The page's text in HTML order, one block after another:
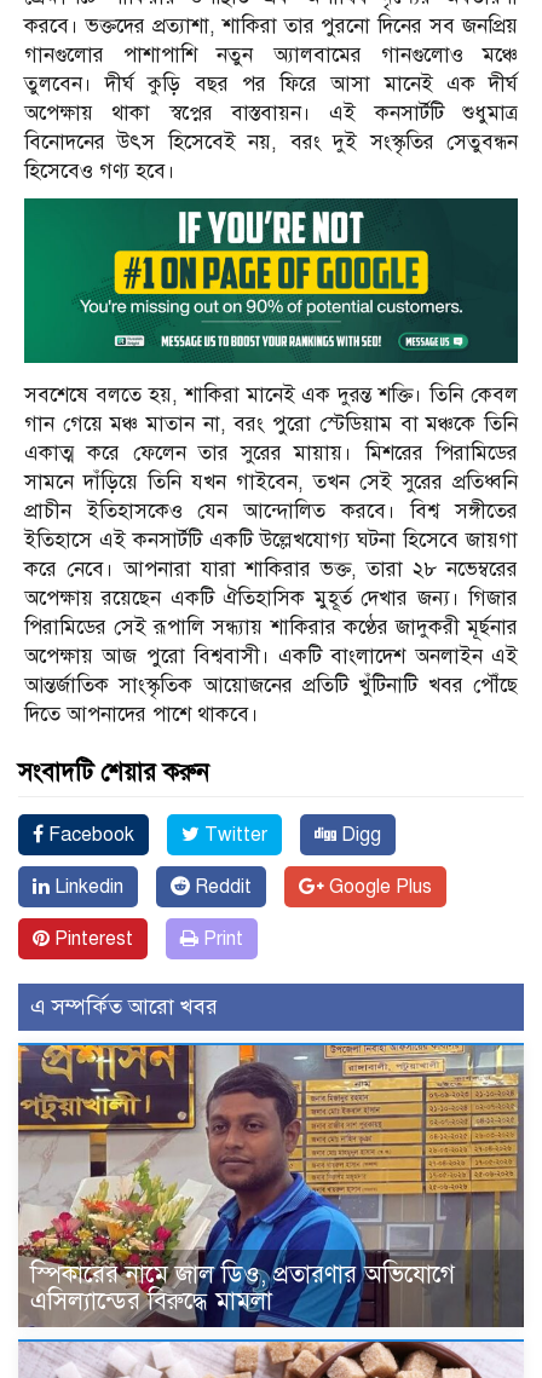
করবে। ভক্তদের প্রত্যাশা, শাকিরা তার পুরনো দিনের সব জনপ্রিয়
গানগুলোর পাশাপাশি নতুন অ্যালবামের গানগুলোও মঞ্চে
তুলবেন। দীর্ঘ কুড়ি বছর পর ফিরে আসা মানেই এক দীর্ঘ
অপেক্ষায় থাকা স্বপ্নের বাস্তবায়ন। এই কনসার্টটি শুধুমাত্র
বিনোদনের উৎস হিসেবেই নয়, বরং দুই সংস্কৃতির সেতুবন্ধন
হিসেবেও গণ্য হবে।
সবশেষে বলতে হয়, শাকিরা মানেই এক দুরন্ত শক্তি। তিনি কেবল
গান গেয়ে মঞ্চ মাতান না, বরং পুরো স্টেডিয়াম বা মঞ্চকে তিনি
একাত্ম করে ফেলেন তার সুরের মায়ায়। মিশরের পিরামিডের
সামনে দাঁড়িয়ে তিনি যখন গাইবেন, তখন সেই সুরের প্রতিধ্বনি
প্রাচীন ইতিহাসকেও যেন আন্দোলিত করবে। বিশ্ব সঙ্গীতের
ইতিহাসে এই কনসার্টটি একটি উল্লেখযোগ্য ঘটনা হিসেবে জায়গা
করে নেবে। আপনারা যারা শাকিরার ভক্ত, তারা ২৮ নভেম্বরের
অপেক্ষায় রয়েছেন একটি ঐতিহাসিক মুহূর্ত দেখার জন্য। গিজার
পিরামিডের সেই রূপালি সন্ধ্যায় শাকিরার কণ্ঠের জাদুকরী মূর্ছনার
অপেক্ষায় আজ পুরো বিশ্ববাসী। একটি বাংলাদেশ অনলাইন এই
আন্তর্জাতিক সাংস্কৃতিক আয়োজনের প্রতিটি খুঁটিনাটি খবর পৌঁছে
দিতে আপনাদের পাশে থাকবে।
সংবাদটি শেয়ার করুন
Facebook Twitter Digg
Linkedin Reddit Google Plus
Pinterest Print
এ সম্পর্কিত আরো খবর
স্পিকারের নামে জাল ডিও, প্রতারণার অভিযোগে
এসিল্যান্ডের বিরুদ্ধে মামলা